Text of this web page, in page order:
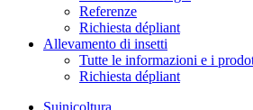
Referenze
Richiesta dépliant
Allevamento di insetti
Tutte le informazioni e i
Richiesta dépliant